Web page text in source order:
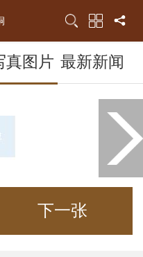
真图片 最新新闻
下一张